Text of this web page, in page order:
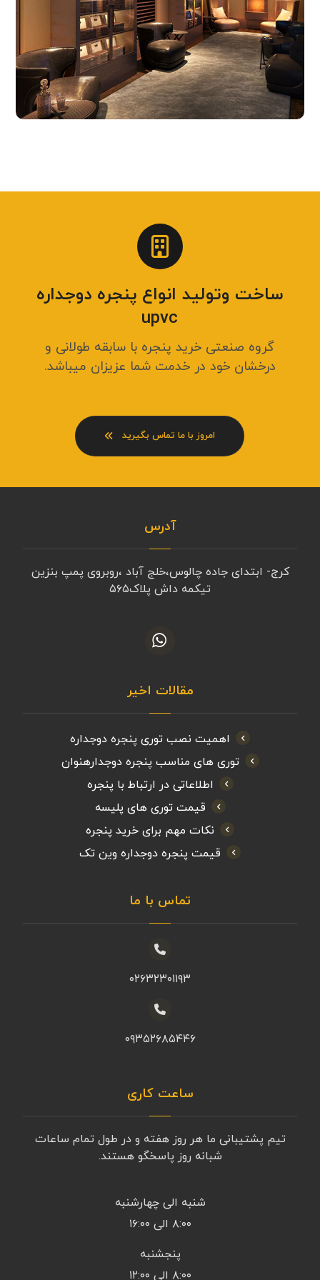
ساخت وتولید انواع پنجره دوجداره
upvc
گروه صنعتی خرید پنجره با سابقه طولانی و
درخشان خود در خدمت شما عزیزان میباشد.
امروز با ما تماس بگیرید
آدرس
کرج- ابتدای جاده چالوس،خلج آباد ،روبروی پمپ بنزین
تیکمه داش پلاک۵۶۵
مقالات اخیر
اهمیت نصب توری پنجره دوجداره
توری های مناسب پنجره دوجدارهنوان
اطلاعاتی در ارتباط با پنجره
قیمت توری های پلیسه
نکات مهم برای خرید پنجره
قیمت پنجره دوجداره وین تک
تماس با ما
۰۲۶۳۲۳۰۱۱۹۳
۰۹۳۵۲۶۸۵۴۴۶
ساعت کاری
تیم پشتیبانی ما هر روز هفته و در طول تمام ساعات
شبانه روز پاسخگو هستند.
شنبه الی چهارشنبه
۸:۰۰ الی ۱۶:۰۰
پنجشنبه
۸:۰۰ الی ۱۲:۰۰